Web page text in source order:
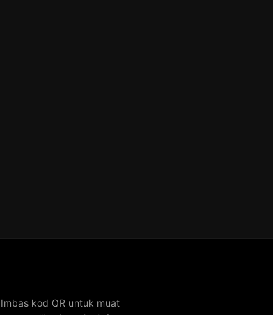
Imbas kod QR untuk muat